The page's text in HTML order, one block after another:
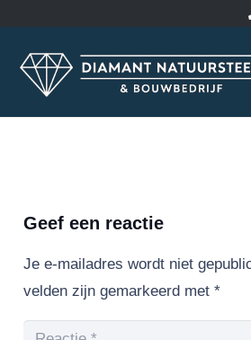
Geef een reactie
Je e-mailadres wordt niet
velden zijn gemarkeerd met *